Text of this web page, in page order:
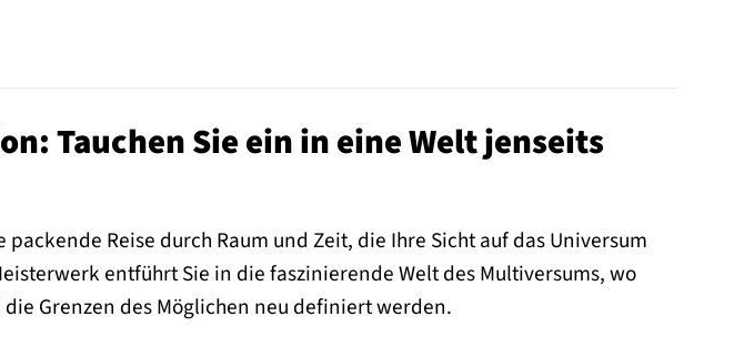
Tauchen Sie ein in eine Welt jenseits
Reise durch Raum und Zeit, die Ihre Sicht auf das Universum
entführt Sie in die faszinierende Welt des Multiversums, wo
Grenzen des Möglichen neu definiert werden.